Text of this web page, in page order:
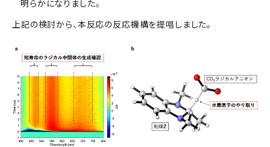
明らかになりました。
上記の検討から、本反応の反応機構を提唱しました。